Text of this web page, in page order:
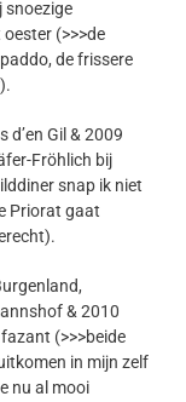
snoezige
(>>>de
de frissere
Gil & 2009
Fröhlich bij
snap ik niet
Priorat gaat
& 2010
(>>>beide
in mijn zelf
nu al mooi